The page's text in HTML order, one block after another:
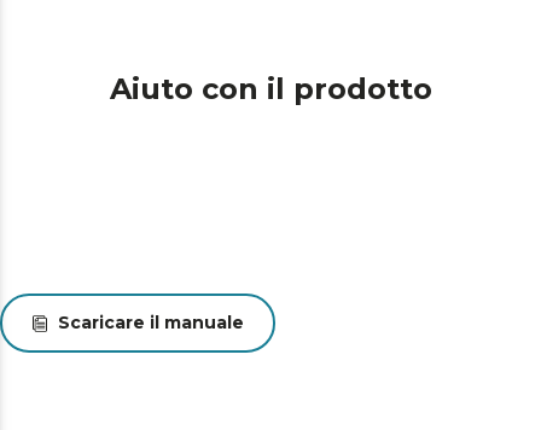
Aiuto con il prodotto
Scaricare il manuale